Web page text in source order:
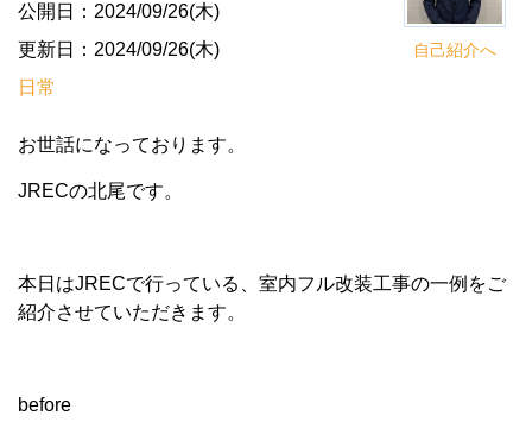
自己紹介へ
公開日：2024/09/26(木)
更新日：2024/09/26(木)
日常
お世話になっております。
JRECの北尾です。
本日はJRECで行っている、室内フル改装工事の一例をご
紹介させていただきます。
before